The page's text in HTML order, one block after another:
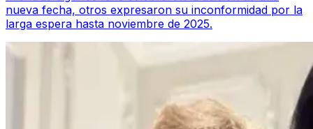
nueva fecha, otros expresaron su inconformidad por la
larga espera hasta noviembre de 2025.